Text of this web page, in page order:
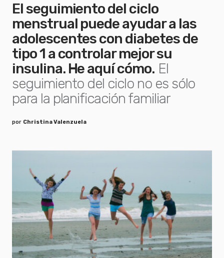
El seguimiento del ciclo
menstrual puede ayudar a las
adolescentes con diabetes de
tipo 1 a controlar mejor su
insulina. He aquí cómo. El
seguimiento del ciclo no es sólo
para la planificación familiar
por Christina Valenzuela